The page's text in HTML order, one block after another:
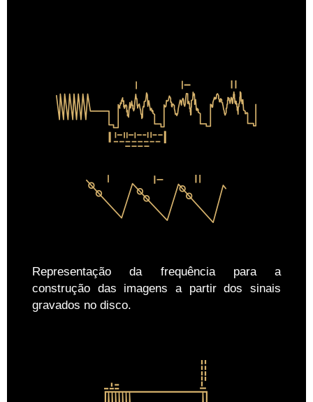
Representação da frequência para a
construção das imagens a partir dos sinais
gravados no disco.